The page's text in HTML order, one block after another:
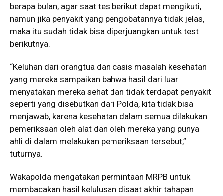
berapa bulan, agar saat tes berikut dapat mengikuti,
namun jika penyakit yang pengobatannya tidak jelas,
maka itu sudah tidak bisa diperjuangkan untuk test
berikutnya.
“Keluhan dari orangtua dan casis masalah kesehatan
yang mereka sampaikan bahwa hasil dari luar
menyatakan mereka sehat dan tidak terdapat penyakit
seperti yang disebutkan dari Polda, kita tidak bisa
menjawab, karena kesehatan dalam semua dilakukan
pemeriksaan oleh alat dan oleh mereka yang punya
ahli di dalam melakukan pemeriksaan tersebut,”
tuturnya.
Wakapolda mengatakan permintaan MRPB untuk
membacakan hasil kelulusan disaat akhir tahapan